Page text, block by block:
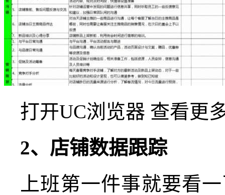
打开UC浏览器 查看更
2、店铺数据跟踪
上班第一件事就要看